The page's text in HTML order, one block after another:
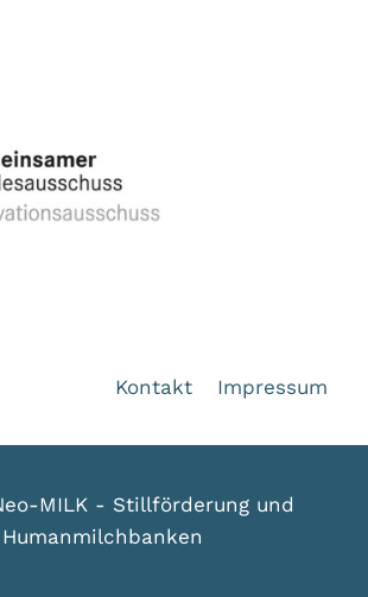
Kontakt Impressum
MILK - Stillförderung und
Humanmilchbanken